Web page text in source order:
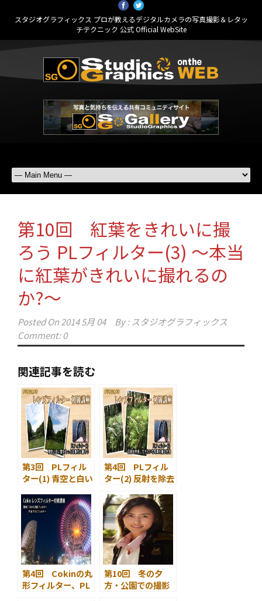
スタジオグラフィックス プロが教えるデジタルカメラの写真撮影＆レタッ
チテクニック 公式 Official WebSite
第10回 紅葉をきれいに撮
ろう PLフィルター(3) ～本当
に紅葉がきれいに撮れるの
か?～
Posted On2014 5月 04 By : スタジオグラフィックス
Comment: 0
関連記事を読む
第3回 PLフィル
ター(1) 青空と白い
に撮ろう
第4回 PLフィル
ター(2) 反射を除去
を撮る方法
第4回 Cokinの丸
形フィルター、PL
第10回 冬の夕
方・公園での撮影